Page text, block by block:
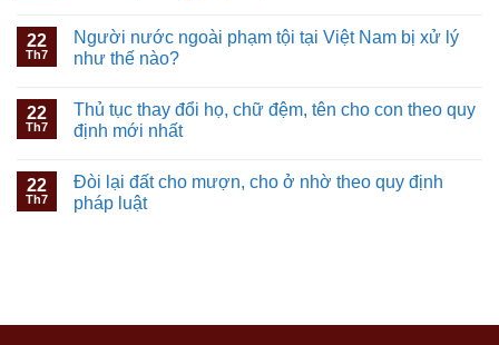
22
Th7
Người nước ngoài phạm tội tại Việt Nam bị xử lý
như thế nào?
22
Th7
Thủ tục thay đổi họ, chữ đệm, tên cho con theo quy
định mới nhất
22
Th7
Đòi lại đất cho mượn, cho ở nhờ theo quy định
pháp luật